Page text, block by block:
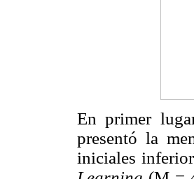
En primer
presentó la
iniciales